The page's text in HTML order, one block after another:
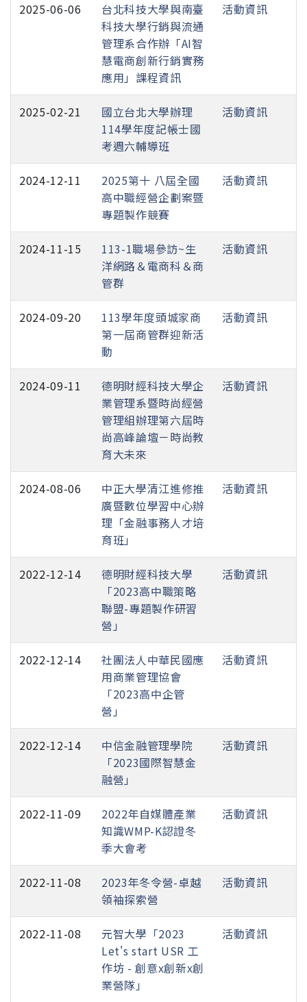
2025-06-06
台北科技大學與南臺
科技大學行銷與流通
管理系合作辦「AI智
慧電商創新行銷實務
應用」課程資訊
活動資訊
2025-02-21
國立台北大學辦理
114學年度記帳士國
考週六輔導班
活動資訊
2024-12-11
2025第十 八屆全國
高中職經營企劃案暨
專題製作競賽
活動資訊
2024-11-15
113-1職場參訪~生
洋網路＆電商科＆商
管群
活動資訊
2024-09-20
113學年度頭城家商
第一屆商管群迎新活
動
活動資訊
2024-09-11
德明財經科技大學企
業管理系暨時尚經營
管理組辦理第六屆時
尚高峰論壇－時尚教
育大未來
活動資訊
2024-08-06
中正大學清江進修推
廣暨數位學習中心辦
理「金融事務人才培
育班」
活動資訊
2022-12-14
德明財經科技大學
「2023高中職策略
聯盟-專題製作研習
營」
活動資訊
2022-12-14
社團法人中華民國應
用商業管理協會
「2023高中企管
營」
活動資訊
2022-12-14
中信金融管理學院
「2023國際智慧金
融營」
活動資訊
2022-11-09
2022年自媒體產業
知識WMP-K認證冬
季大會考
活動資訊
2022-11-08
2023年冬令營-卓越
領袖探索營
活動資訊
2022-11-08
元智大學「2023
Let's start USR 工
作坊 - 創意x創新x創
業營隊」
活動資訊